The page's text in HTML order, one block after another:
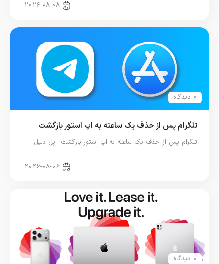
2026-08-08
0 دیدگاه
تلگرام پس از حذف یک ساعته به اپ استور بازگشت
تلگرام پس از حذف یک ساعته به اپ استور بازگشت؛ اپل دلیل…
2026-08-06
0 دیدگاه